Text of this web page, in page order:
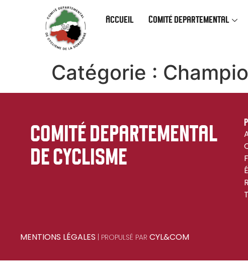
Accueil Comité departemental
Catégorie :
COMITÉ DEPARTEMENTAL
DE CYCLISME
MENTIONS LÉGALES | PROPULSÉ PAR CYL&COM